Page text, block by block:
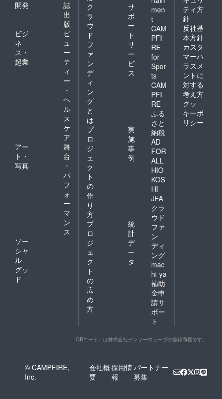
開発
誌
出
版
ビジ
ネ
ス・
起業
ビ
ュ
ー
テ
ィ
ー
・
ヘ
ル
ス
ケ
ア
アー
ト・
写真
舞
台
・
パ
フ
ォ
ー
マ
ン
ス
ソー
シャ
ル
グッ
ド
ク
ラ
ウ
ド
フ
ァ
ン
デ
ィ
ン
グ
と
は
サ
ポ
ー
ト
サ
ー
ビ
ス
プ
ロ
ジ
ェ
ク
ト
の
作
り
方
実
施
事
例
プ
ロ
ジ
ェ
ク
ト
の
広
め
方
統
計
デ
ー
タ
men
t
CAM
PFI
RE
for
Spor
ts
CAM
PFI
RE
ふる
さと
納税
AD
FOR
ALL
HIO
KOS
HI
JFA
クラ
ウド
ファ
ン
ディ
ング
mac
hi-ya
補助
金申
請サ
ポー
ト
ティ方
針
反社基
本方針
カスタ
マーハ
ラスメ
ントに
対する
考え方
クッ
キーポ
リシー
「QRコード」は株式会社デンソーウェーブの登録商標です。
© CAMPFIRE,
Inc.
会社概
要
採用情
報
パートナー
募集